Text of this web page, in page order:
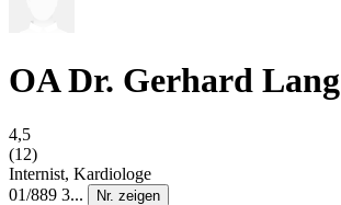
OA Dr. Gerhard Lang
4,5
(12)
Internist, Kardiologe
01/889 3...
Nr. zeigen